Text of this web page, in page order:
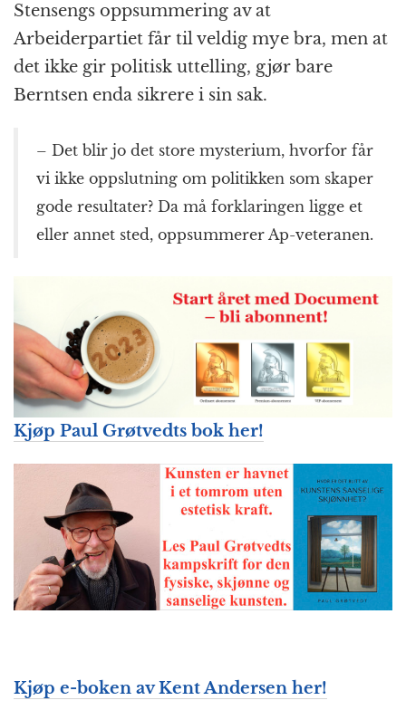
Stensengs oppsummering av at
Arbeiderpartiet får til veldig mye bra, men at
det ikke gir politisk uttelling, gjør bare
Berntsen enda sikrere i sin sak.
– Det blir jo det store mysterium, hvorfor får
vi ikke oppslutning om politikken som skaper
gode resultater? Da må forklaringen ligge et
eller annet sted, oppsummerer Ap-veteranen.
Kjøp Paul Grøtvedts bok her!
Kjøp e-boken av Kent Andersen her!